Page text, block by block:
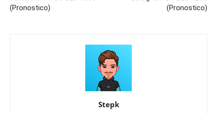
(Pronostico)
(Pronostico)
Stepk